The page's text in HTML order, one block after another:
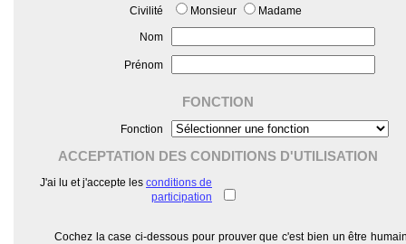
Civilité Monsieur Madame
Nom
Prénom
FONCTION
Fonction
ACCEPTATION DES CONDITIONS D'UTILISATION
J'ai lu et j'accepte les conditions de
participation
Cochez la case ci-dessous pour prouver que c'est bien un être